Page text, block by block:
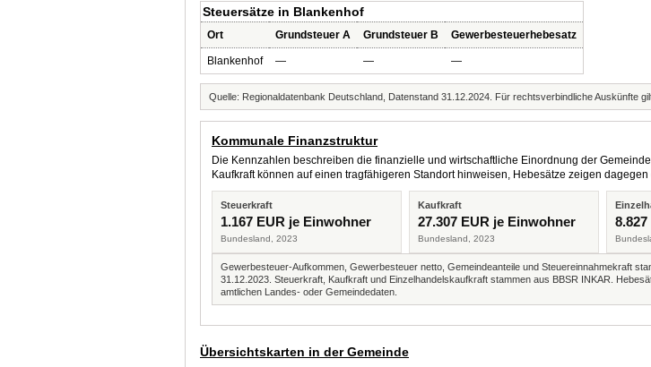
Steuersätze in Blankenhof
Ort Grundsteuer A Grundsteuer B Gewerbesteuerhebesatz
Blankenhof — — —
Quelle: Regionaldatenbank Deutschland, Datenstand 31.12.2024. Für rechtsverbindliche Auskünfte
Kommunale Finanzstruktur
Die Kennzahlen beschreiben die finanzielle und wirtschaftliche Einordnung der
Kaufkraft können auf einen tragfähigeren Standort hinweisen, Hebesätze zeigen
Steuerkraft
1.167 EUR je Einwohner
Bundesland, 2023
Kaufkraft
27.307 EUR je Einwohner
Bundesland, 2023
Gewerbesteuer-Aufkommen, Gewerbesteuer netto, Gemeindeanteile und Steuereinnahmekraft
31.12.2023. Steuerkraft, Kaufkraft und Einzelhandelskaufkraft stammen aus BBSR INKAR.
amtlichen Landes- oder Gemeindedaten.
Übersichtskarten in der Gemeinde